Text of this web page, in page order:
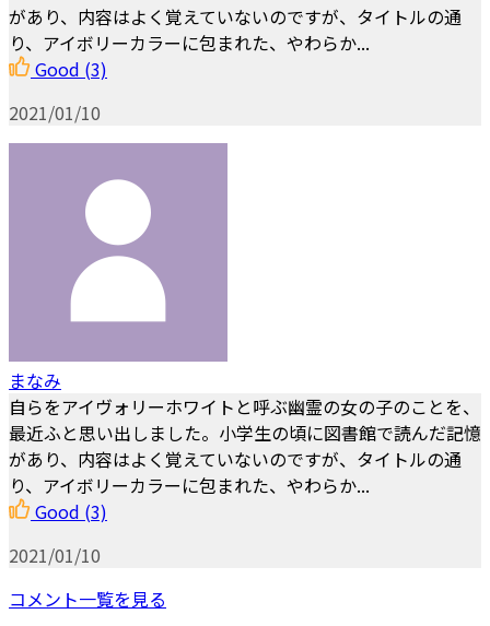
があり、内容はよく覚えていないのですが、タイトルの通
り、アイボリーカラーに包まれた、やわらか...
Good (3)
2021/01/10
まなみ
自らをアイヴォリーホワイトと呼ぶ幽霊の女の子のことを、
最近ふと思い出しました。小学生の頃に図書館で読んだ記憶
があり、内容はよく覚えていないのですが、タイトルの通
り、アイボリーカラーに包まれた、やわらか...
Good (3)
2021/01/10
コメント一覧を見る